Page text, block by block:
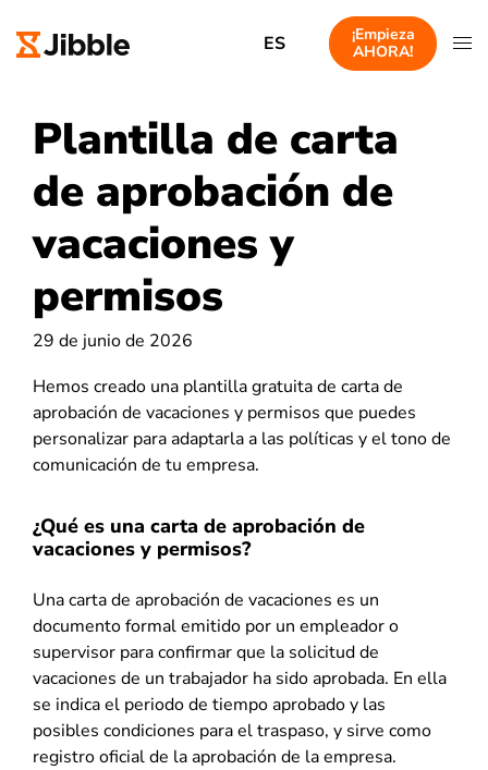
ES
¡Empieza
AHORA!
Plantilla de carta
de aprobación de
vacaciones y
permisos
29 de junio de 2026
Hemos creado una plantilla gratuita de carta de
aprobación de vacaciones y permisos que puedes
personalizar para adaptarla a las políticas y el tono de
comunicación de tu empresa.
¿Qué es una carta de aprobación de
vacaciones y permisos?
Una carta de aprobación de vacaciones es un
documento formal emitido por un empleador o
supervisor para confirmar que la solicitud de
vacaciones de un trabajador ha sido aprobada. En ella
se indica el periodo de tiempo aprobado y las
posibles condiciones para el traspaso, y sirve como
registro oficial de la aprobación de la empresa.